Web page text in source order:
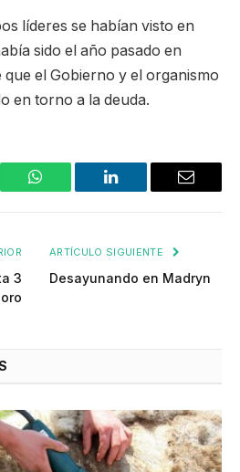
líderes se habían visto en
sido el año pasado en
que el Gobierno y el organismo
en torno a la deuda.
WhatsApp LinkedIn Email
3
ARTÍCULO SIGUIENTE
Desayunando en Madryn